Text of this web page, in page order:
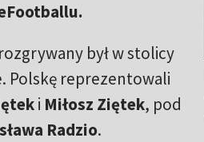
był w stolicy
Polskę reprezentowali
i Miłosz Ziętek, pod
Radzio.